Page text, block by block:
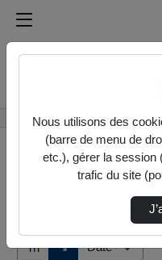
Médiathèque
Rechercher un
Accueil Vidéos
Tri ↘
Nous utilisons des
(barre de menu de
etc.), gérer la session
trafic du site